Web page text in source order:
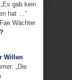
gab kein
hat …“
Wächter
Willen
„Die